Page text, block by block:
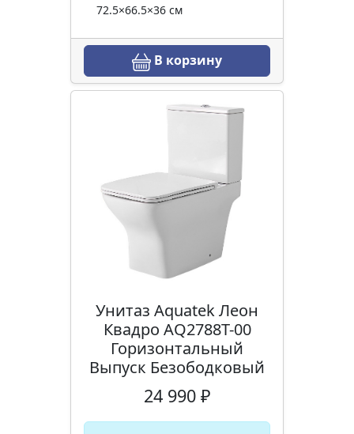
72.5×66.5×36 см
В корзину
Унитаз Aquatek Леон
Квадро AQ2788T-00
Горизонтальный
Выпуск Безободковый
24 990 ₽